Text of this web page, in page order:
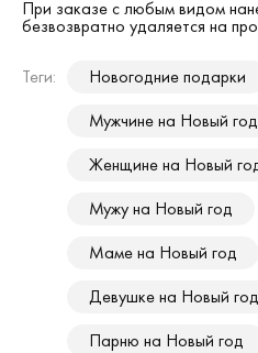
При заказе с любым видом
безвозвратно удаляется на
Теги: Новогодние подарки
Мужчине на Новый год
Женщине на Новый
Мужу на Новый год
Маме на Новый год
Девушке на Новый год
Парню на Новый год